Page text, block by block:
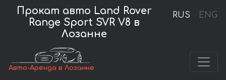
RUS ENG
Прокат авто Land Rover
Range Sport SVR V8 в
Лозанне
Авто-Аренда в Лозанне